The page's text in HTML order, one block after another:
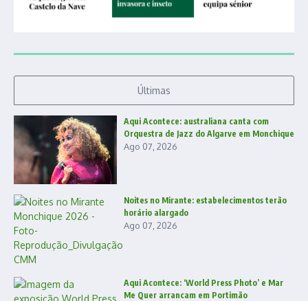
Últimas
Aqui Acontece: australiana canta com
Orquestra de Jazz do Algarve em Monchique
Ago 07, 2026
Noites no Mirante: estabelecimentos terão
horário alargado
Ago 07, 2026
Aqui Acontece: ‘World Press Photo’ e Mar
Me Quer arrancam em Portimão